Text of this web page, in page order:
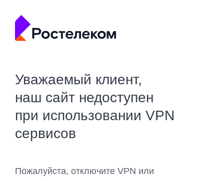
Уважаемый клиент,
наш сайт недоступен
при использовании VPN
сервисов
Пожалуйста, отключите VPN или